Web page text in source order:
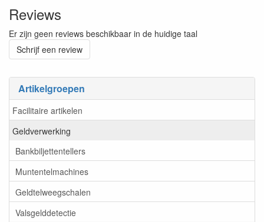
Artikelgroepen
Facilitaire artikelen
Geldverwerking
Bankbiljettentellers
Muntentelmachines
Geldtelweegschalen
Valsgelddetectie
Reviews
Er zijn geen reviews beschikbaar in de huidige taal
Schrijf een review